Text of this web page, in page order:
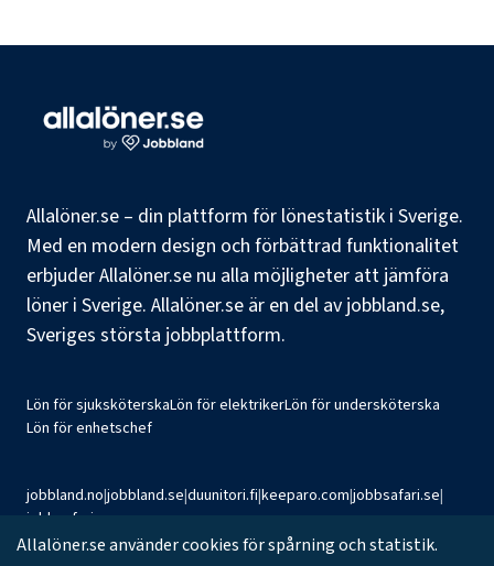
Allalöner.se – din plattform för lönestatistik i Sverige.
Med en modern design och förbättrad funktionalitet
erbjuder Allalöner.se nu alla möjligheter att jämföra
löner i Sverige. Allalöner.se är en del av jobbland.se,
Sveriges största jobbplattform.
Lön för sjuksköterskaLön för elektrikerLön för undersköterska
Lön för enhetschef
jobbland.no|jobbland.se|duunitori.fi|keeparo.com|jobbsafari.se|
jobbsafari.no
Allalöner.se använder cookies för spårning och statistik.